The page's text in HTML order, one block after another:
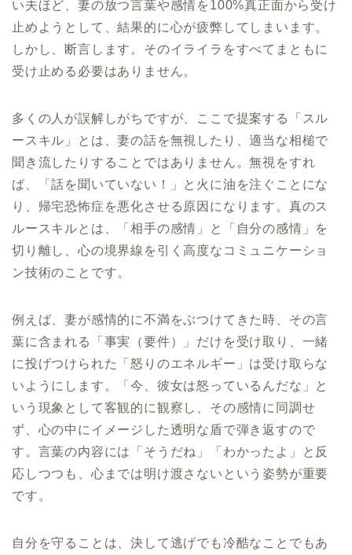
い夫ほど、妻の放つ言葉や感情を100%真正面から受け
止めようとして、結果的に心が疲弊してしまいます。
しかし、断言します。そのイライラをすべてまともに
受け止める必要はありません。
多くの人が誤解しがちですが、ここで提案する「スル
ースキル」とは、妻の話を無視したり、適当な相槌で
聞き流したりすることではありません。無視をすれ
ば、「話を聞いていない！」と火に油を注ぐことにな
り、帰宅恐怖症を悪化させる原因になります。真のス
ルースキルとは、「相手の感情」と「自分の感情」を
切り離し、心の境界線を引く高度なコミュニケーショ
ン技術のことです。
例えば、妻が感情的に不満をぶつけてきた時、その言
葉に含まれる「事実（要件）」だけを受け取り、一緒
に投げつけられた「怒りのエネルギー」は受け取らな
いようにします。「今、彼女は怒っているんだな」と
いう現象として客観的に観察し、その感情に同調せ
ず、心の中にイメージした透明な盾で弾き返すので
す。言葉の内容には「そうだね」「わかったよ」と反
応しつつも、心までは明け渡さないという姿勢が重要
です。
自分を守ることは、決して逃げでも冷酷なことでもあ